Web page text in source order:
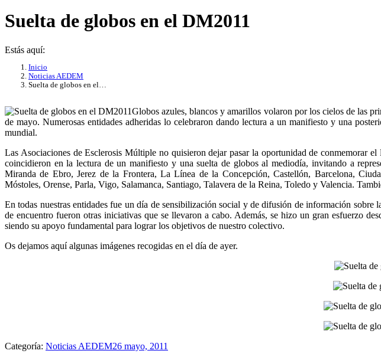
Suelta de globos en el DM2011
Estás aquí:
Inicio
Noticias AEDEM
Suelta de globos en el…
Globos azules, blancos y amarillos volaron por los cielos de las
de mayo. Numerosas entidades adheridas lo celebraron dando lectura a un manifiesto y una
mundial.
Las Asociaciones de Esclerosis Múltiple no quisieron dejar pasar la oportunidad de conmemorar
coincidieron en la lectura de un manifiesto y una suelta de globos al mediodía, invitando a
Miranda de Ebro, Jerez de la Frontera, La Línea de la Concepción, Castellón, Barcelona,
Móstoles, Orense, Parla, Vigo, Salamanca, Santiago, Talavera de la Reina, Toledo y Valencia.
En todas nuestras entidades fue un día de sensibilización social y de difusión de información
de encuentro fueron otras iniciativas que se llevaron a cabo. Además, se hizo un gran esfuerzo
siendo su apoyo fundamental para lograr los objetivos de nuestro colectivo.
Os dejamos aquí algunas imágenes recogidas en el día de ayer.
Categoría: Noticias AEDEM26 mayo, 2011